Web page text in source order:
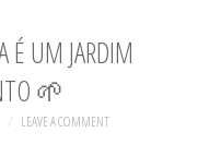
É UM JARDIM
🌱
LEAVE A COMMENT